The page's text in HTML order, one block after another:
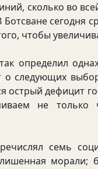
сколько во
сегодня
чтобы
о следующих
острый дефицит
не только
семь
морали;